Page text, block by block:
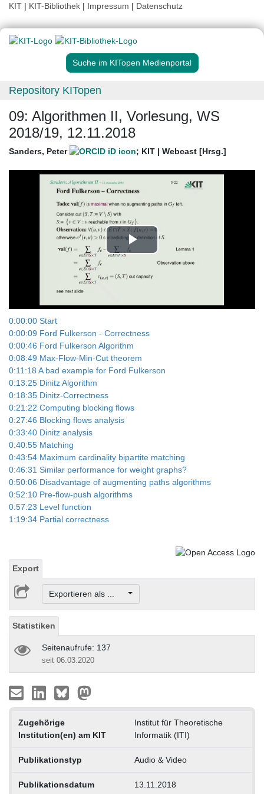
KIT | KIT-Bibliothek | Impressum | Datenschutz
Suche im KITopen Medienportal
Repository KITopen
09: Algorithmen II, Vorlesung, WS
2018/19, 12.11.2018
Sanders, Peter ; KIT | Webcast [Hrsg.]
Play
Video
0:00:00 Start
0:00:09 Ford Fulkerson - Correctness
0:00:46 Ford Fulkerson Algorithm
0:08:49 Max-Flow-Min-Cut theorem
0:11:18 A bad example for Ford Fulkerson
0:13:25 Dinitz Algorithm
0:18:35 Dinitz-Correctness
0:21:22 Computing blocking flows
0:27:46 Blocking flows analysis
0:33:40 Dinitz analysis
0:40:55 Matching
0:43:54 Maximum cardinality bipartite matching
0:46:31 Similar performance for weight graphs?
0:50:06 Disadvantage of augmenting paths algorithms
0:52:10 Pre-flow-push algorithms
0:57:23 Level function
1:19:34 Partial correctness
Export
Exportieren als ...
Statistiken
Seitenaufrufe: 137
seit 06.03.2020
Zugehörige
Institution(en) am KIT
Institut für Theoretische
Informatik (ITI)
Publikationstyp Audio & Video
Publikationsdatum 13.11.2018